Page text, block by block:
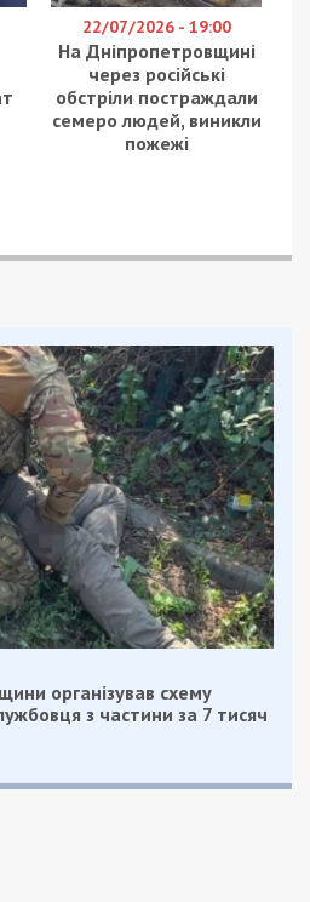
в ТРО и вас и дроны
– порекомендовали
ViberEmail
| Метки:война с
дають нам змогу
ЗМІ, а вам -
новини під ними.
в Google News. Слідкуйте